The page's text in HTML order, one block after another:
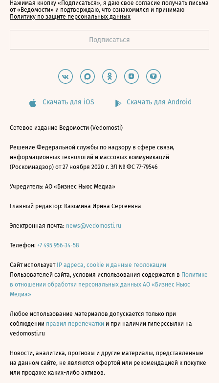
Нажимая кнопку «Подписаться», я даю свое согласие получать письма
от «Ведомости» и подтверждаю, что ознакомился и принимаю
Политику по защите персональных данных
Скачать для iOS Скачать для Android
Сетевое издание Ведомости (Vedomosti)
Решение Федеральной службы по надзору в сфере связи,
информационных технологий и массовых коммуникаций
(Роскомнадзор) от 27 ноября 2020 г. ЭЛ № ФС 77-79546
Учредитель: АО «Бизнес Ньюс Медиа»
Главный редактор: Казьмина Ирина Сергеевна
Электронная почта: news@vedomosti.ru
Телефон: +7 495 956-34-58
Сайт использует IP адреса, cookie и данные геолокации
Пользователей сайта, условия использования содержатся в Политике
в отношении обработки персональных данных АО «Бизнес Ньюс
Медиа»
Любое использование материалов допускается только при
соблюдении правил перепечатки и при наличии гиперссылки на
vedomosti.ru
Новости, аналитика, прогнозы и другие материалы, представленные
на данном сайте, не являются офертой или рекомендацией к покупке
или продаже каких-либо активов.